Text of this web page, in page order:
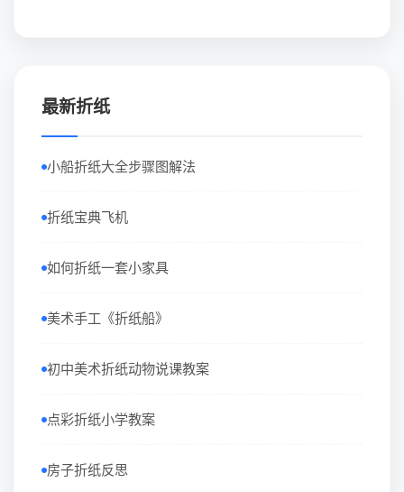
最新折纸
小船折纸大全步骤图解法
折纸宝典飞机
如何折纸一套小家具
美术手工《折纸船》
初中美术折纸动物说课教案
点彩折纸小学教案
房子折纸反思